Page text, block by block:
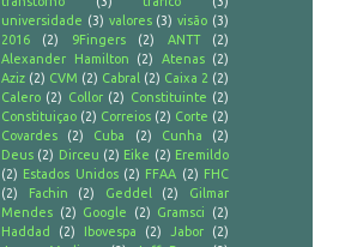
universidade (3) valores (3) visão (3)
2016
(2) 9Fingers (2) ANTT
(2)
Alexander Hamilton
(2) Atenas
(2)
Aziz (2) CVM (2) Cabral (2) Caixa 2 (2)
Calero (2) Collor (2) Constituinte (2)
Constituiçao (2) Correios (2) Corte (2)
Covardes
(2) Cuba (2) Cunha
(2)
Deus (2) Dirceu (2) Eike (2) Eremildo
(2) Estados Unidos (2) FFAA (2) FHC
(2)
Fachin (2) Geddel (2)
Gilmar
Mendes (2) Google (2) Gramsci
(2)
Haddad
(2) Ibovespa (2) Jabor
(2)